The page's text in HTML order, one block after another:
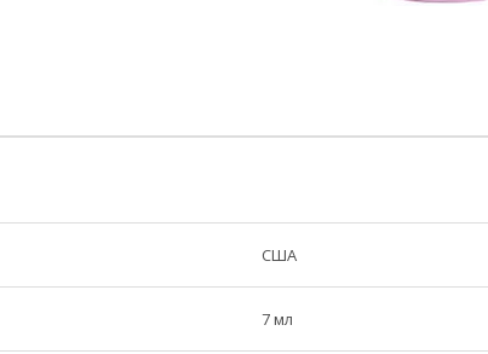
США
7 мл